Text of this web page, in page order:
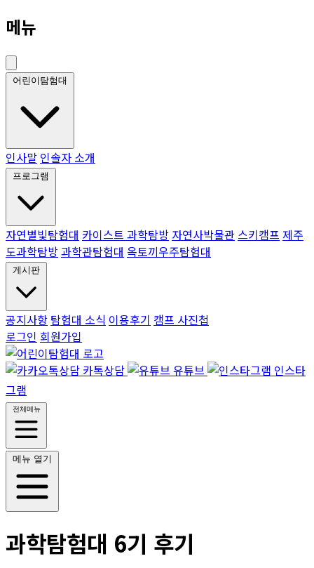
메뉴
어린이탐험대
인사말 인솔자 소개
프로그램
자연별빛탐험대 카이스트 과학탐방 자연사박물관 스키캠프 제주
도과학탐방과학관탐험대 옥토끼우주탐험대
게시판
공지사항 탐험대 소식 이용후기 캠프 사진첩
로그인 회원가입
카톡상담
유튜브
인스타
그램
전체메뉴
메뉴 열기
과학탐험대 6기 후기